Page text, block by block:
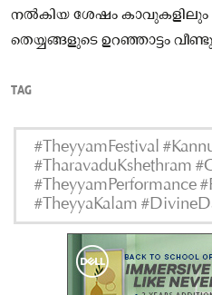
നൽകിയ ശേഷം കാവുകളിലും
തെയ്യങ്ങളുടെ ഉറഞ്ഞാട്ടം
TAG
#TheyyamFestival
#TharavaduKshethram
#TheyyamPerformance
#TheyyaKalam